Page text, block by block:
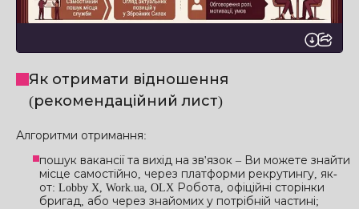
Як отримати відношення
(рекомендаційний лист)
Алгоритми отримання:
пошук вакансії та вихід на зв'язок – Ви можете знайти
місце самостійно, через платформи рекрутингу, як-
от: Lobby X, Work.ua, OLX Робота, офіційні сторінки
бригад, або через знайомих у потрібній частині;